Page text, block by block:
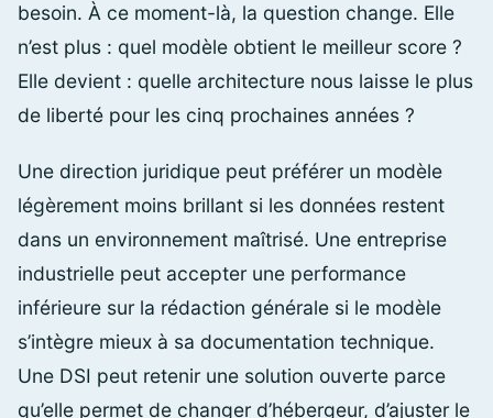
besoin. À ce moment-là, la question change. Elle
n’est plus : quel modèle obtient le meilleur score ?
Elle devient : quelle architecture nous laisse le plus
de liberté pour les cinq prochaines années ?
Une direction juridique peut préférer un modèle
légèrement moins brillant si les données restent
dans un environnement maîtrisé. Une entreprise
industrielle peut accepter une performance
inférieure sur la rédaction générale si le modèle
s’intègre mieux à sa documentation technique.
Une DSI peut retenir une solution ouverte parce
qu’elle permet de changer d’hébergeur, d’ajuster le